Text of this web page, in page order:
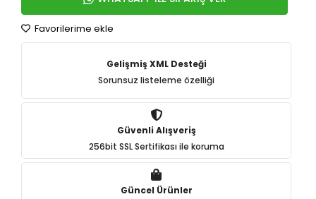
Favorilerime ekle
Gelişmiş XML Desteği
Sorunsuz listeleme özelliği
Güvenli Alışveriş
256bit SSL Sertifikası ile koruma
Güncel Ürünler